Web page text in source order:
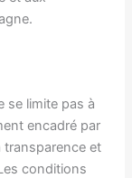
se limite pas à
encadré par
transparence et
conditions